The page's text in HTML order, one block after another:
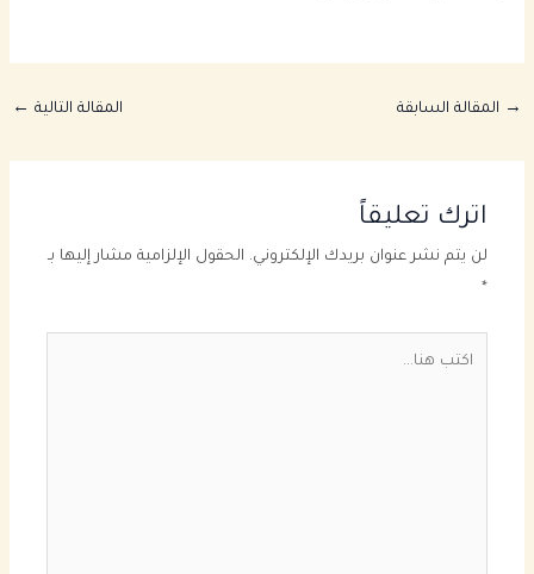
→ المقالة السابقة المقالة التالية ←
اترك تعليقاً
لن يتم نشر عنوان بريدك الإلكتروني. الحقول الإلزامية مشار إليها بـ
*